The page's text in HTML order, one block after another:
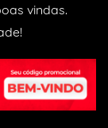
vindas.